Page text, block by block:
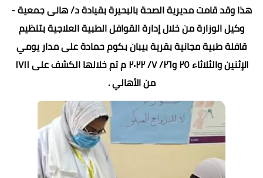
هذا وقد قامت مديرية الصحة بالبحيرة بقيادة د/ هانى جمعية -
وكيل الوزارة من خلال إدارة القوافل الطبية العلاجية بتنظيم
قافلة طبية مجانية بقرية بيبان بكوم حمادة على مدار يومي
الإثنين والثلاثاء ٢٥ و٢٦/ ٧/ ٢٠٢٢ م تم خلالها الكشف على ١٧١١
من الأهالي .